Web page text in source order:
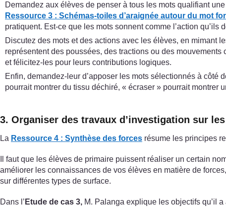
Demandez aux élèves de penser à tous les mots qualifiant
Ressource 3 : Schémas-toiles d’araignée autour du mot
pratiquent. Est-ce que les mots sonnent comme l’action
Discutez des mots et des actions avec les élèves, en mimant
représentent des poussées, des tractions ou des
et félicitez-les pour leurs contributions logiques.
Enfin, demandez-leur d’apposer les mots sélectionnés à côté
pourrait montrer du tissu déchiré, « écraser » pourrait montrer
3. Organiser des travaux d’investigation sur
La Ressource 4 : Synthèse des forces résume les principes
Il faut que les élèves de primaire puissent réaliser un certain
améliorer les connaissances de vos élèves en matière de
sur différentes types de surface.
Dans l’ Etude de cas 3, M. Palanga explique les objectifs qu’il